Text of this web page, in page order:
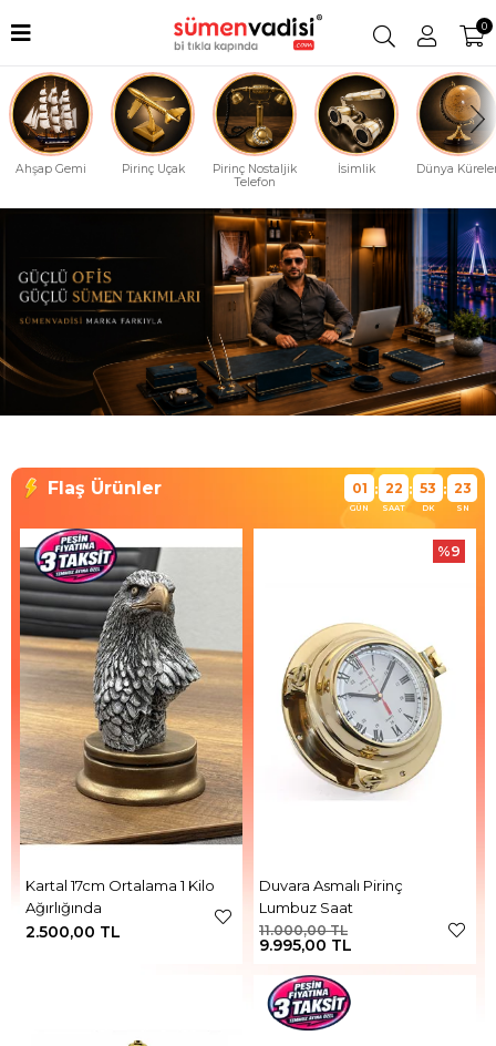
0
Ahşap Gemi Pirinç Uçak
Pirinç Nostaljik
Telefon
İsimlik Dünya
Kartal 17cm Ortalama 1 Kilo
Ağırlığında
2.500,00 TL
%9
Duvara Asmalı Pirinç
Lumbuz Saat
9.995,00 TL
11.000,00 TL
01
GÜN
: 22
SAAT
: 53
DK
: 22
SN